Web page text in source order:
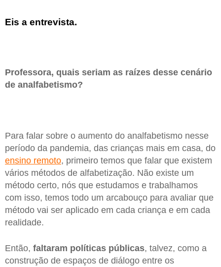
Eis a entrevista.
Professora, quais seriam as raízes desse cenário
de analfabetismo?
Para falar sobre o aumento do analfabetismo nesse
período da pandemia, das crianças mais em casa, do
ensino remoto, primeiro temos que falar que existem
vários métodos de alfabetização. Não existe um
método certo, nós que estudamos e trabalhamos
com isso, temos todo um arcabouço para avaliar que
método vai ser aplicado em cada criança e em cada
realidade.
Então, faltaram políticas públicas, talvez, como a
construção de espaços de diálogo entre os